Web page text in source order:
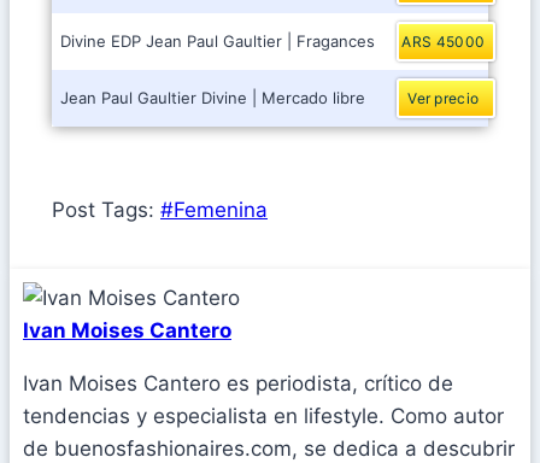
Divine EDP Jean Paul Gaultier | Fragances ARS 45000
Jean Paul Gaultier Divine | Mercado libre Ver precio
Post Tags: #Femenina
Ivan Moises Cantero
Ivan Moises Cantero es periodista, crítico de
tendencias y especialista en lifestyle. Como autor
de buenosfashionaires.com, se dedica a descubrir